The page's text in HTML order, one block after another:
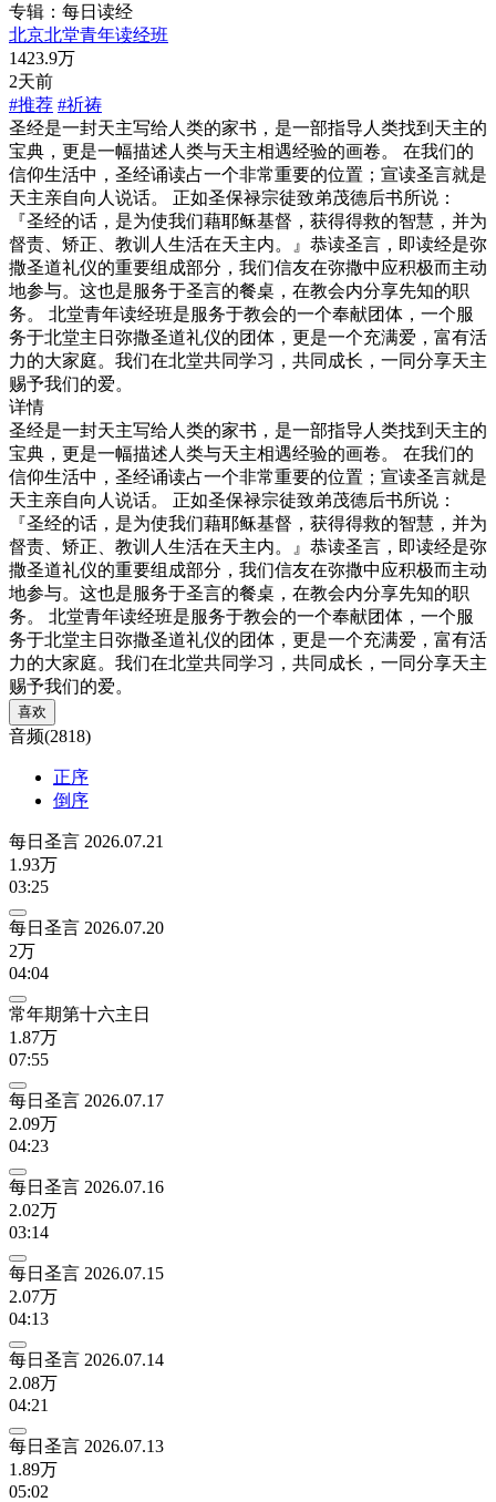
专辑：每日读经
北京北堂青年读经班
1423.9万
2天前
#推荐 #祈祷
圣经是一封天主写给人类的家书，是一部指导人类找到天主的
宝典，更是一幅描述人类与天主相遇经验的画卷。 在我们的
信仰生活中，圣经诵读占一个非常重要的位置；宣读圣言就是
天主亲自向人说话。 正如圣保禄宗徒致弟茂德后书所说：
『圣经的话，是为使我们藉耶稣基督，获得得救的智慧，并为
督责、矫正、教训人生活在天主内。』恭读圣言，即读经是弥
撒圣道礼仪的重要组成部分，我们信友在弥撒中应积极而主动
地参与。这也是服务于圣言的餐桌，在教会内分享先知的职
务。 北堂青年读经班是服务于教会的一个奉献团体，一个服
务于北堂主日弥撒圣道礼仪的团体，更是一个充满爱，富有活
力的大家庭。我们在北堂共同学习，共同成长，一同分享天主
赐予我们的爱。
详情
圣经是一封天主写给人类的家书，是一部指导人类找到天主的
宝典，更是一幅描述人类与天主相遇经验的画卷。 在我们的
信仰生活中，圣经诵读占一个非常重要的位置；宣读圣言就是
天主亲自向人说话。 正如圣保禄宗徒致弟茂德后书所说：
『圣经的话，是为使我们藉耶稣基督，获得得救的智慧，并为
督责、矫正、教训人生活在天主内。』恭读圣言，即读经是弥
撒圣道礼仪的重要组成部分，我们信友在弥撒中应积极而主动
地参与。这也是服务于圣言的餐桌，在教会内分享先知的职
务。 北堂青年读经班是服务于教会的一个奉献团体，一个服
务于北堂主日弥撒圣道礼仪的团体，更是一个充满爱，富有活
力的大家庭。我们在北堂共同学习，共同成长，一同分享天主
赐予我们的爱。
喜欢
音频(2818)
正序
倒序
每日圣言 2026.07.21
1.93万
03:25
每日圣言 2026.07.20
2万
04:04
常年期第十六主日
1.87万
07:55
每日圣言 2026.07.17
2.09万
04:23
每日圣言 2026.07.16
2.02万
03:14
每日圣言 2026.07.15
2.07万
04:13
每日圣言 2026.07.14
2.08万
04:21
每日圣言 2026.07.13
1.89万
05:02